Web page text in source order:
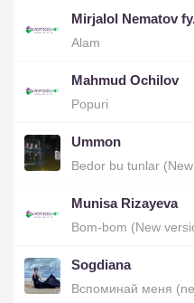
Mirjalol Nematov
Alam
Mahmud Ochilov
Popuri
Ummon
Bedor bu tunlar
Munisa Rizayeva
Bom-bom (New
Sogdiana
Вспоминай меня